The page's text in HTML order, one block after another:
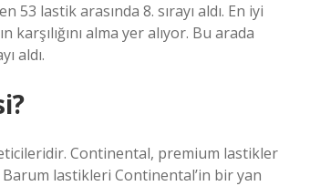
lastik arasında 8. sırayı aldı. En iyi
alma yer alıyor. Bu arada
aldı.
Continental, premium lastikler
lastikleri Continental’in bir yan